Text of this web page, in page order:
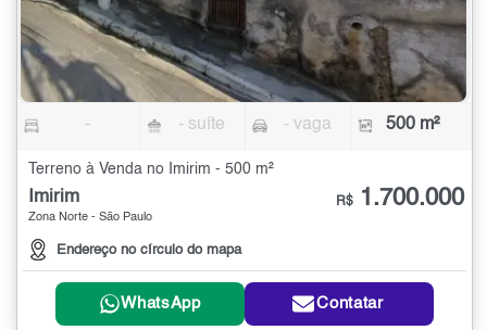
- - suíte - vaga 500 m²
Terreno à Venda no Imirim - 500 m²
Imirim
Zona Norte - São Paulo
Endereço no círculo do mapa
R$ 1.700.000
WhatsApp Contatar